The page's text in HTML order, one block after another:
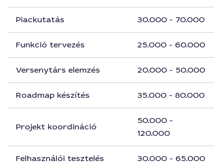
Piackutatás 30.000 - 70.000
Funkció tervezés 25.000 - 60.000
Versenytárs elemzés 20.000 - 50.000
Roadmap készítés 35.000 - 80.000
Projekt koordináció
50.000 -
120.000
Felhasználói tesztelés 30.000 - 65.000